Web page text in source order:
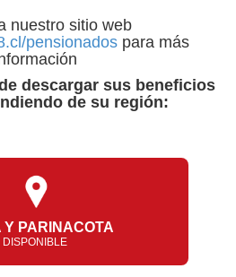
nuestro sitio web
pensionados para más
descargar sus beneficios
de su región:
Y PARINACOTA
DISPONIBLE